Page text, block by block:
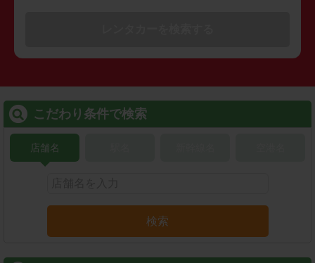
こだわり条件で検索
店舗名
検索